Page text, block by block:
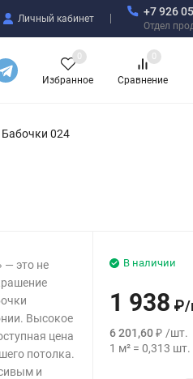
Личный кабинет
+7 926
Отдел
Избранное
0
Сравнение
0
024
— это не
Высокое
цена
потолка.
и
В наличии
1 938 ₽/
6 201,60₽ /шт.
1 м² =0,313 шт.